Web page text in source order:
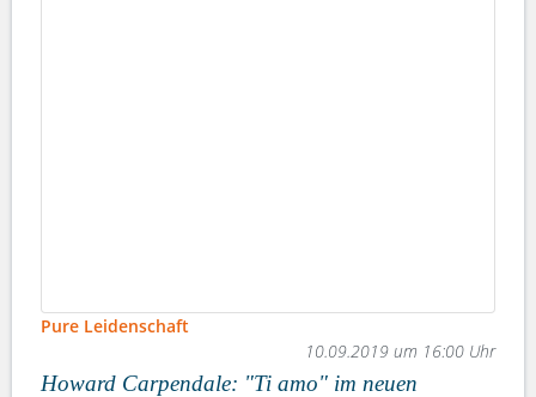
Pure Leidenschaft
10.09.2019 um 16:00 Uhr
Howard Carpendale: "Ti amo" im neuen